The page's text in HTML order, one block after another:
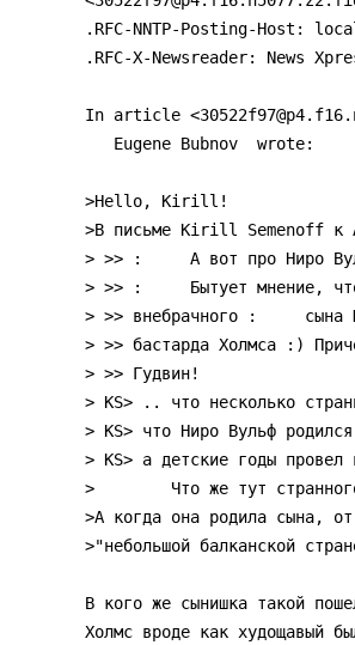
.RFC-NNTP-Posting-Host:
.RFC-X-Newsreader: News
In article
   Eugene Bubnov
wrote:
>Hello, Kirill!
>В письме Kirill Semenoff к
> >> :     А вот про Hиро
> >> :     Бытует мнение, что
> >> внебрачного :     сына
> >> бастарда Холмса :)
> >> Гудвин!
> KS> .. что несколько
> KS> что Hиро Вульф
> KS> а детские годы провел
>        Что же тут странного
>А когда она родила сына,
>"небольшой балканской
В кого же сынишка такой
Холмс вроде как худощавый